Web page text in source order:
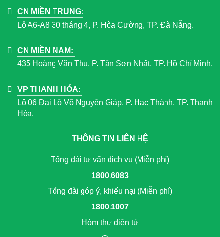
CN MIỀN TRUNG:
Lô A6-A8 30 tháng 4, P. Hòa Cường, TP. Đà Nẵng.
CN MIỀN NAM:
435 Hoàng Văn Thụ, P. Tân Sơn Nhất, TP. Hồ Chí Minh.
VP THANH HÓA:
Lô 06 Đại Lộ Võ Nguyên Giáp, P. Hạc Thành, TP. Thanh
Hóa.
THÔNG TIN LIÊN HỆ
Tổng đài tư vấn dịch vụ (Miễn phí)
1800.6083
Tổng đài góp ý, khiếu nại (Miễn phí)
1800.1007
Hòm thư điện tử